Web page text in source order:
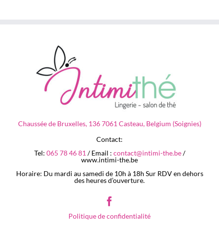
Chaussée de Bruxelles, 136 7061 Casteau, Belgium (Soignies)
Contact:
Tel: 065 78 46 81 / Email : contact@intimi-the.be/
www.intimi-the.be
Horaire: Du mardi au samedi de 10h à 18h Sur RDV en dehors
des heures d’ouverture.
Politique de confidentialité